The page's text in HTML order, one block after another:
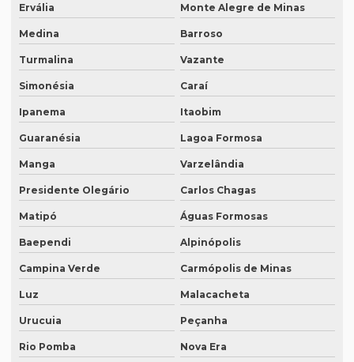
Intérprete mandarim português
Intérprete de negócios
Intérprete para palestras
Intérprete português chinês
Intérprete português mandarim
Intérprete profissional coreano português
Intérprete profissional em eventos
Intérprete profissional de francês
Intérprete profissional de japonês
Intérprete remoto
Intérprete para reuniões
Ervália Monte Alegre de Minas
Medina Barroso
Turmalina Vazante
Simonésia Caraí
Ipanema Itaobim
Guaranésia Lagoa Formosa
Manga Varzelândia
Presidente Olegário Carlos Chagas
Matipó Águas Formosas
Baependi Alpinópolis
Campina Verde Carmópolis de Minas
Luz Malacacheta
Urucuia Peçanha
Rio Pomba Nova Era